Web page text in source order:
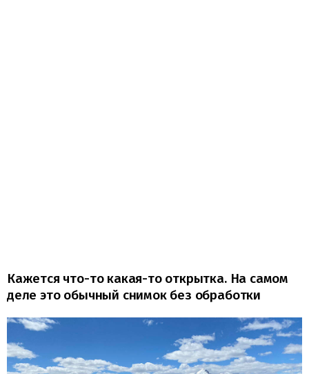
Кажется что-то какая-то открытка. На самом
деле это обычный снимок без обработки